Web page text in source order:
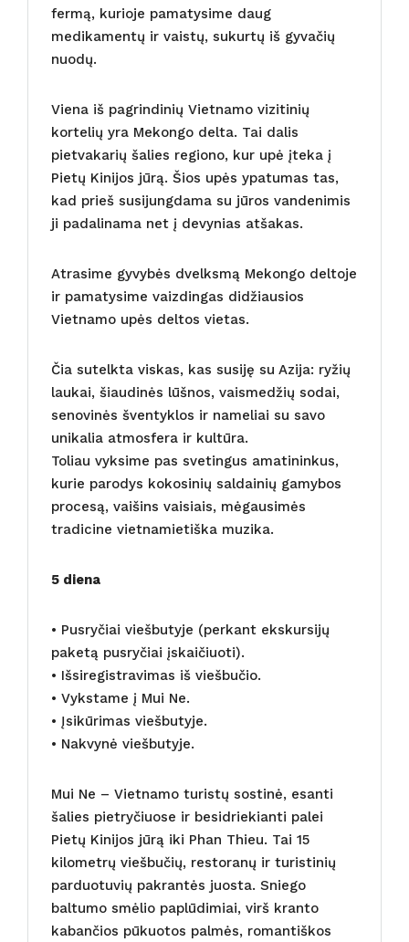
fermą, kurioje pamatysime daug
medikamentų ir vaistų, sukurtų iš gyvačių
nuodų.
Viena iš pagrindinių Vietnamo vizitinių
kortelių yra Mekongo delta. Tai dalis
pietvakarių šalies regiono, kur upė įteka į
Pietų Kinijos jūrą. Šios upės ypatumas tas,
kad prieš susijungdama su jūros vandenimis
ji padalinama net į devynias atšakas.
Atrasime gyvybės dvelksmą Mekongo deltoje
ir pamatysime vaizdingas didžiausios
Vietnamo upės deltos vietas.
Čia sutelkta viskas, kas susiję su Azija: ryžių
laukai, šiaudinės lūšnos, vaismedžių sodai,
senovinės šventyklos ir nameliai su savo
unikalia atmosfera ir kultūra.
Toliau vyksime pas svetingus amatininkus,
kurie parodys kokosinių saldainių gamybos
procesą, vaišins vaisiais, mėgausimės
tradicine vietnamietiška muzika.
5 diena
• Pusryčiai viešbutyje (perkant ekskursijų
paketą pusryčiai įskaičiuoti).
• Išsiregistravimas iš viešbučio.
• Vykstame į Mui Ne.
• Įsikūrimas viešbutyje.
• Nakvynė viešbutyje.
Mui Ne – Vietnamo turistų sostinė, esanti
šalies pietryčiuose ir besidriekianti palei
Pietų Kinijos jūrą iki Phan Thieu. Tai 15
kilometrų viešbučių, restoranų ir turistinių
parduotuvių pakrantės juosta. Sniego
baltumo smėlio paplūdimiai, virš kranto
kabančios pūkuotos palmės, romantiškos